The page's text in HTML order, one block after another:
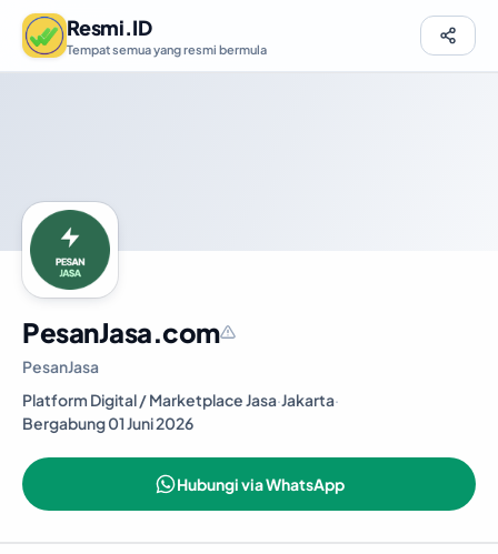
Resmi.ID
Tempat semua yang resmi bermula
PesanJasa.com
PesanJasa
Platform Digital / Marketplace Jasa·Jakarta·
Bergabung 01 Juni 2026
Hubungi via WhatsApp